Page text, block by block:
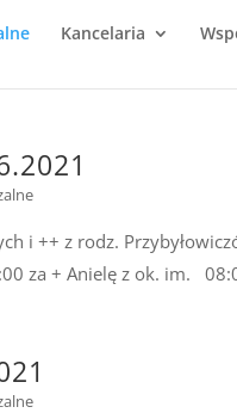
Kancelaria
i ++ z rodz.
za + Anielę z ok. im.